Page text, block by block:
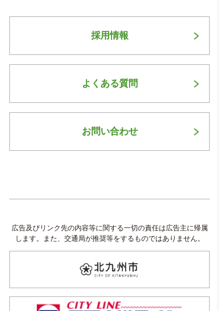
採用情報
よくある質問
お問い合わせ